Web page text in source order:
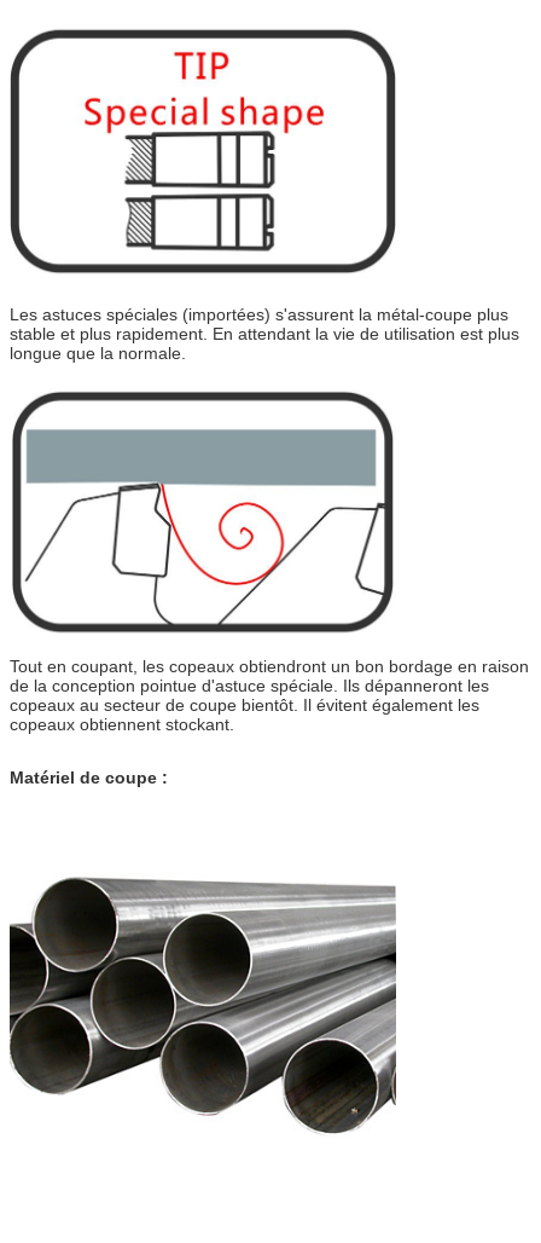
Les astuces spéciales (importées) s'assurent la métal-coupe plus
stable et plus rapidement. En attendant la vie de utilisation est plus
longue que la normale.
Tout en coupant, les copeaux obtiendront un bon bordage en raison
de la conception pointue d'astuce spéciale. Ils dépanneront les
copeaux au secteur de coupe bientôt. Il évitent également les
copeaux obtiennent stockant.
Matériel de coupe :